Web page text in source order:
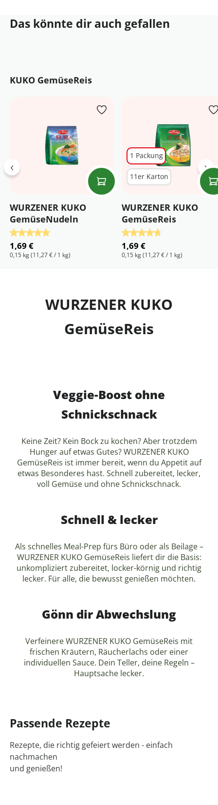
Das könnte dir auch gefallen
Produktgalerie überspringen
KUKO GemüseReis
WURZENER KUKO
GemüseNudeln
Durchschnittliche Bewertung von 5 von 5 Sternen
1,69 €
0,15 kg(11,27 € / 1 kg)
1 Packung
11er Karton
WURZENER KUKO
GemüseReis
Durchschnittliche
1,69 €
0,15 kg(11,27 € / 1 kg)
WURZENER KUKO
GemüseReis
Veggie-Boost ohne
Schnickschnack
Keine Zeit? Kein Bock zu kochen? Aber trotzdem
Hunger auf etwas Gutes? WURZENER KUKO
GemüseReis ist immer bereit, wenn du Appetit auf
etwas Besonderes hast. Schnell zubereitet, lecker,
voll Gemüse und ohne Schnickschnack.
Schnell & lecker
Als schnelles Meal-Prep fürs Büro oder als Beilage –
WURZENER KUKO GemüseReis liefert dir die Basis:
unkompliziert zubereitet, locker-körnig und richtig
lecker. Für alle, die bewusst genießen möchten.
Gönn dir Abwechslung
Verfeinere WURZENER KUKO GemüseReis mit
frischen Kräutern, Räucherlachs oder einer
individuellen Sauce. Dein Teller, deine Regeln –
Hauptsache lecker.
Passende Rezepte
Rezepte, die richtig gefeiert werden - einfach
nachmachen
und genießen!